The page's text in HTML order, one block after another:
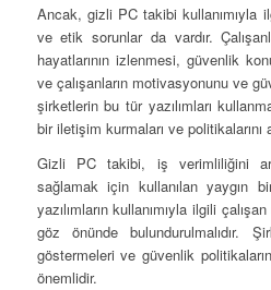
Ancak, gizli PC takibi kullanımıyla
ve etik sorunlar da vardır.
hayatlarının izlenmesi, güvenlik
ve çalışanların motivasyonunu ve
şirketlerin bu tür yazılımları
bir iletişim kurmaları ve
Gizli PC takibi, iş verimliliğini
sağlamak için kullanılan yaygın
yazılımların kullanımıyla ilgili
göz önünde bulundurulmalıdır.
göstermeleri ve güvenlik
önemlidir.